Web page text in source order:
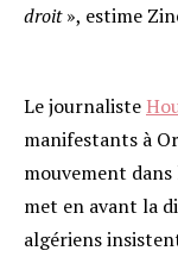
droit», estime
Le journaliste
manifestants à
mouvement
met en avant la
algériens